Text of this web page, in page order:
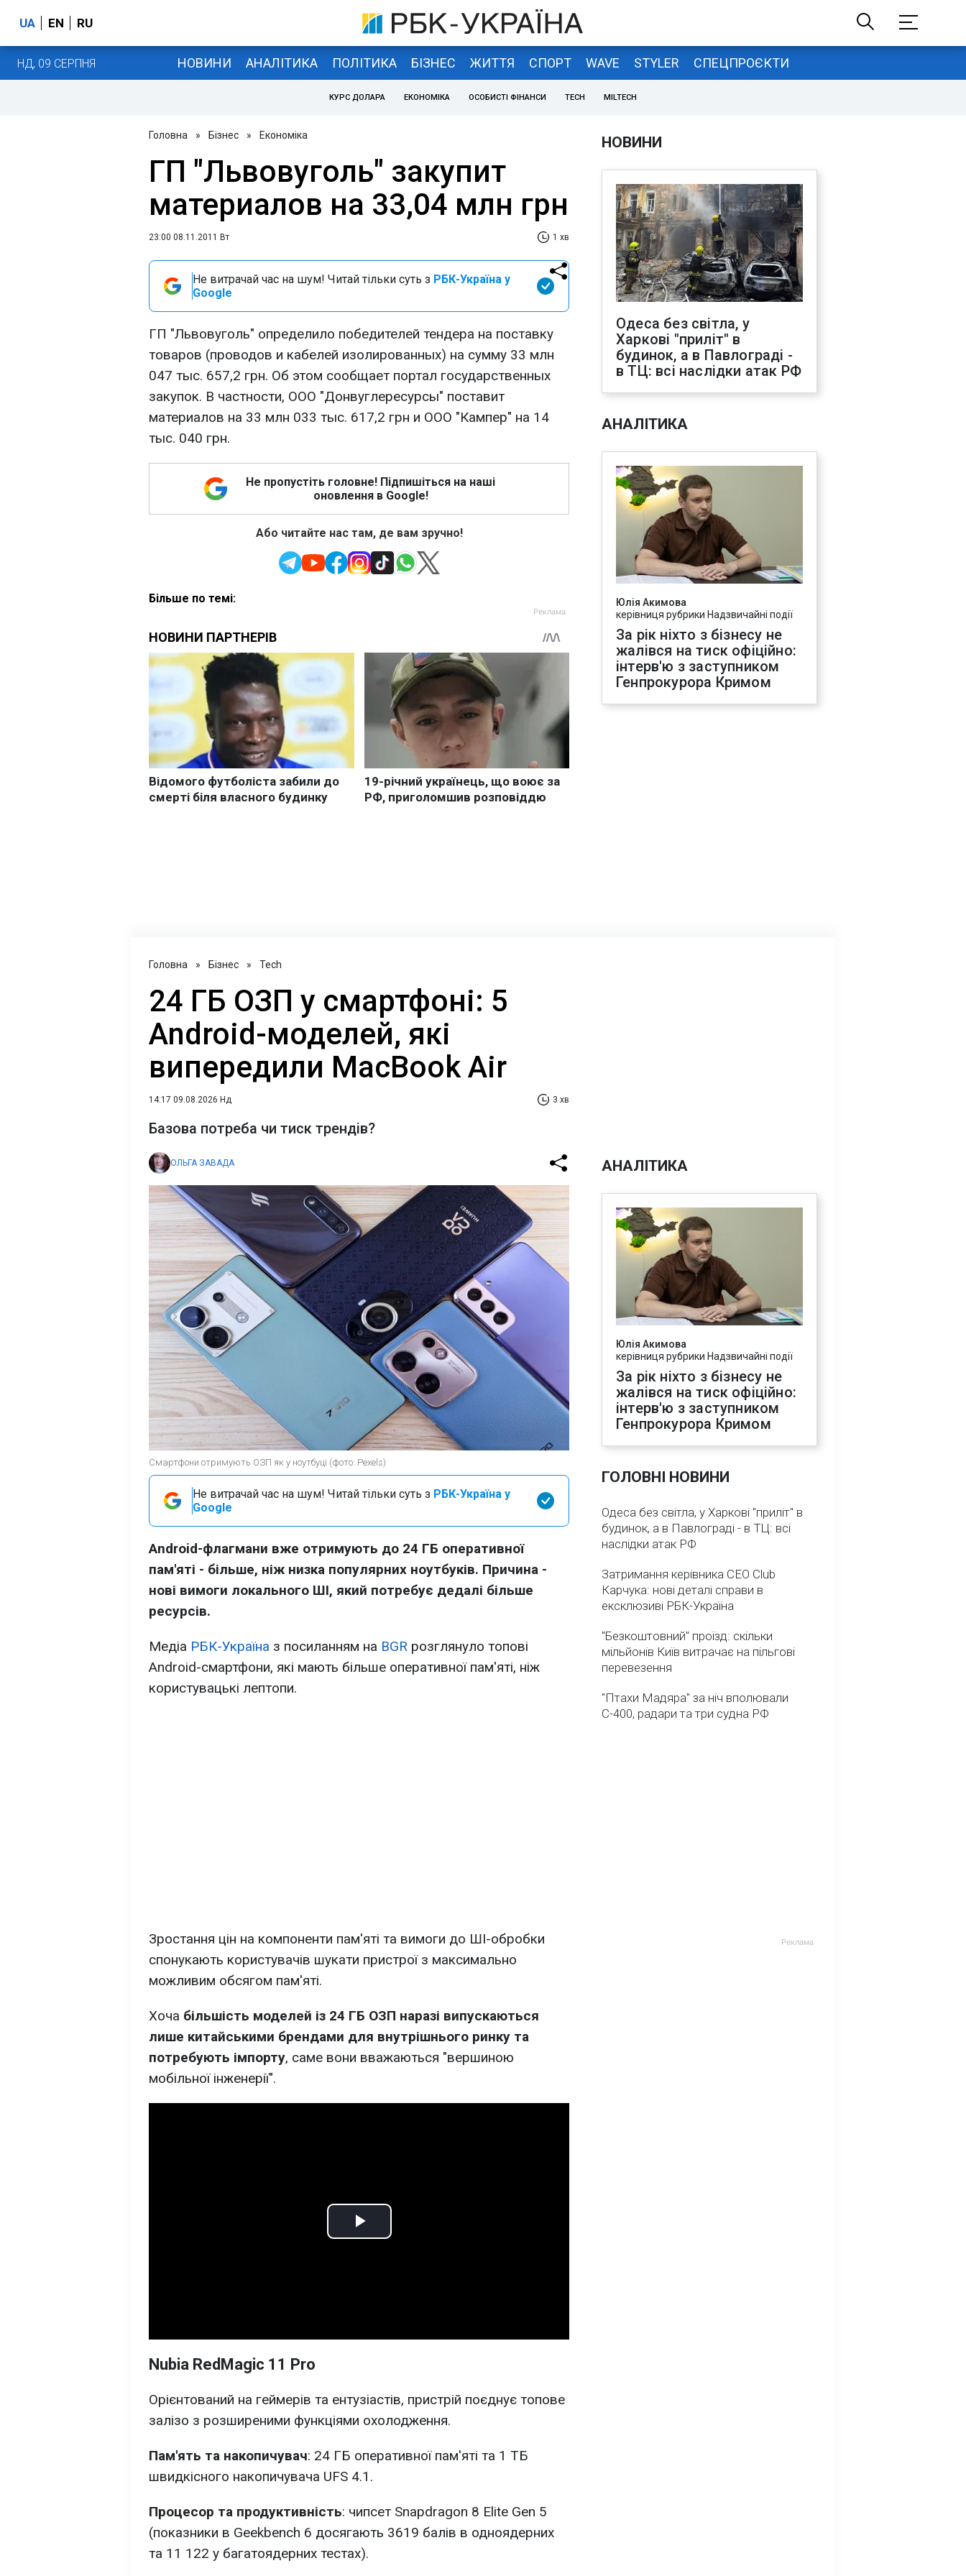
UA EN RU
НД, 09 СЕРПНЯ НОВИНИ АНАЛІТИКА ПОЛІТИКА БІЗНЕС ЖИТТЯ СПОРТ WAVE STYLER СПЕЦПРОЄКТИ
КУРС ДОЛАРА ЕКОНОМІКА ОСОБИСТІ ФІНАНСИ TECH MILTECH
Головна » Бізнес » Економіка
ГП "Львовуголь" закупит
материалов на 33,04 млн грн
23:00 08.11.2011 Вт 1 хв
Не витрачай час на шум! Читай тільки суть з РБК-Україна у
Google
ГП "Львовуголь" определило победителей тендера на поставку
товаров (проводов и кабелей изолированных) на сумму 33 млн
047 тыс. 657,2 грн. Об этом сообщает портал государственных
закупок. В частности, ООО "Донвуглересурсы" поставит
материалов на 33 млн 033 тыс. 617,2 грн и ООО "Кампер" на 14
тыс. 040 грн.
Не пропустіть головне! Підпишіться на наші
оновлення в Google!
Або читайте нас там, де вам зручно!
Більше по темі:
НОВИНИ
Одеса без світла, у
Харкові "приліт" в
будинок, а в Павлограді -
в ТЦ: всі наслідки атак РФ
АНАЛІТИКА
Юлія Акимова
керівниця рубрики Надзвичайні події
За рік ніхто з бізнесу не
жалівся на тиск офіційно:
інтерв'ю з заступником
Генпрокурора Кримом
Головна » Бізнес » Tech
24 ГБ ОЗП у смартфоні: 5
Android-моделей, які
випередили MacBook Air
14:17 09.08.2026 Нд 3 хв
Базова потреба чи тиск трендів?
ОЛЬГА ЗАВАДА
Смартфони отримують ОЗП як у ноутбуці (фото: Pexels)
Не витрачай час на шум! Читай тільки суть з РБК-Україна у
Google
Android-флагмани вже отримують до 24 ГБ оперативної
пам'яті - більше, ніж низка популярних ноутбуків. Причина -
нові вимоги локального ШІ, який потребує дедалі більше
ресурсів.
Медіа РБК-Україна з посиланням на BGR розглянуло топові
Android-смартфони, які мають більше оперативної пам'яті, ніж
користувацькі лептопи.
Зростання цін на компоненти пам'яті та вимоги до ШІ-обробки
спонукають користувачів шукати пристрої з максимально
можливим обсягом пам'яті.
Хоча більшість моделей із 24 ГБ ОЗП наразі випускаються
лише китайськими брендами для внутрішнього ринку та
потребують імпорту, саме вони вважаються "вершиною
мобільної інженерії".
Play
Nubia RedMagic 11 Pro
Орієнтований на геймерів та ентузіастів, пристрій поєднує топове
залізо з розширеними функціями охолодження.
Пам'ять та накопичувач: 24 ГБ оперативної пам'яті та 1 ТБ
швидкісного накопичувача UFS 4.1.
Процесор та продуктивність: чипсет Snapdragon 8 Elite Gen 5
(показники в Geekbench 6 досягають 3619 балів в одноядерних
та 11 122 у багатоядерних тестах).
АНАЛІТИКА
Юлія Акимова
керівниця рубрики Надзвичайні події
За рік ніхто з бізнесу не
жалівся на тиск офіційно:
інтерв'ю з заступником
Генпрокурора Кримом
ГОЛОВНІ НОВИНИ
Одеса без світла, у Харкові "приліт" в
будинок, а в Павлограді - в ТЦ: всі
наслідки атак РФ
Затримання керівника CEO Club
Карчука: нові деталі справи в
ексклюзиві РБК-Україна
"Безкоштовний" проїзд: скільки
мільйонів Київ витрачає на пільгові
перевезення
"Птахи Мадяра" за ніч вполювали
С-400, радари та три судна РФ